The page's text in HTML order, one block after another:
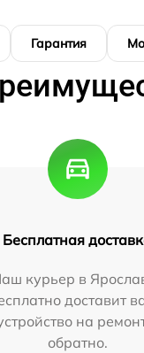
Гарантия
Бесплатная
курьер в
доставит
на
обратно.